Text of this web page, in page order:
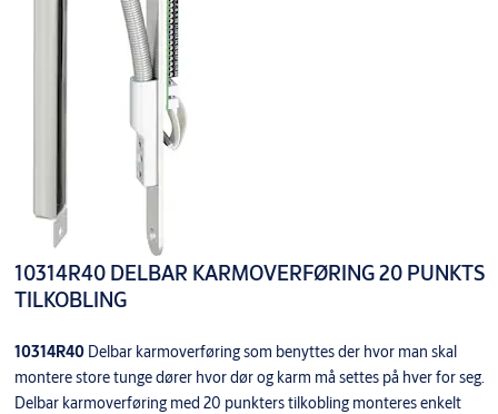
10314R40 DELBAR KARMOVERFØRING 20 PUNKTS
TILKOBLING
10314R40 Delbar karmoverføring som benyttes der hvor man skal
montere store tunge dører hvor dør og karm må settes på hver for seg.
Delbar karmoverføring med 20 punkters tilkobling monteres enkelt